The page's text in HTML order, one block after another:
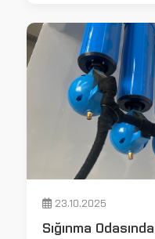
23.10.2025
Sığınma